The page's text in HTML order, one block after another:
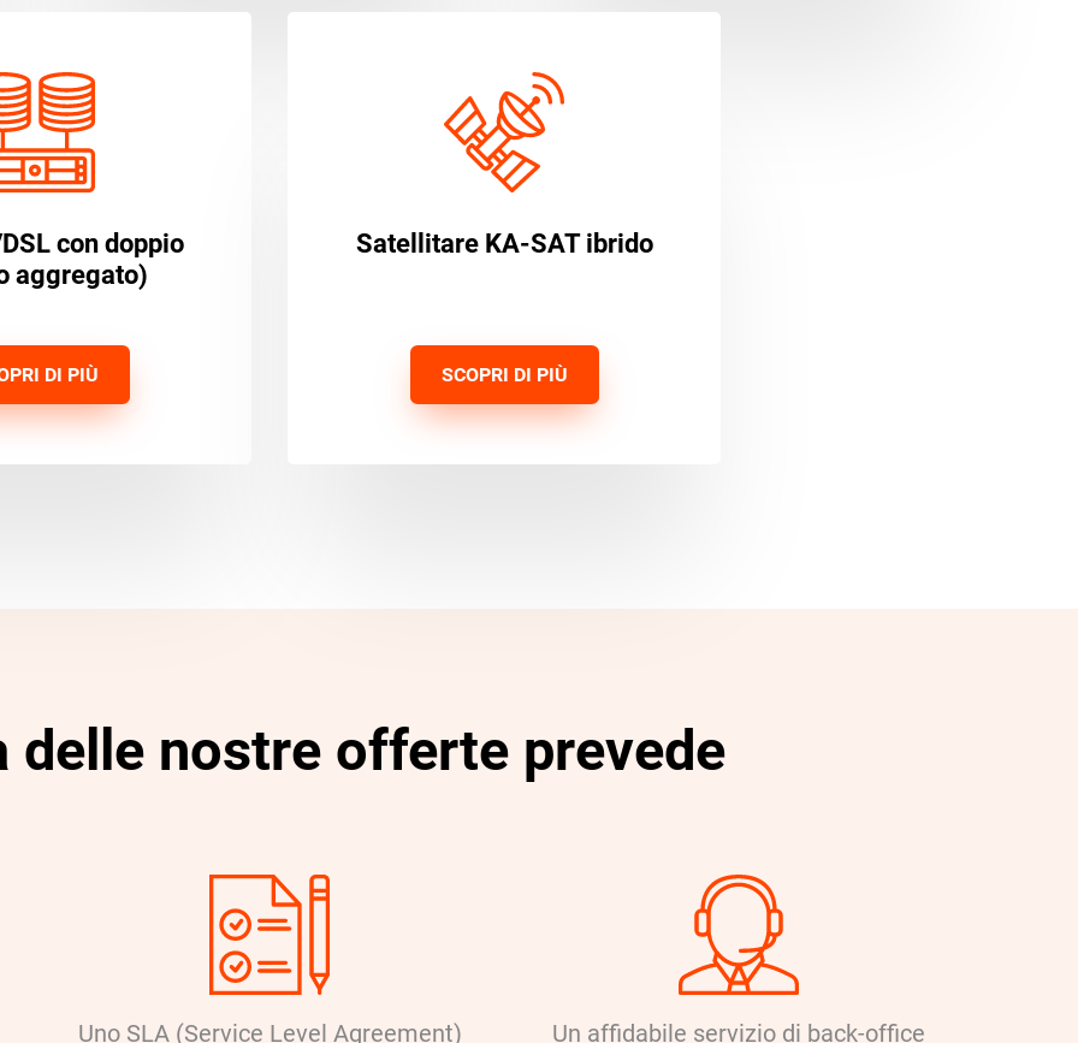
con doppio
aggregato)
DI PIÙ
Satellitare KA-SAT ibrido
SCOPRI DI PIÙ
delle nostre offerte prevede
Uno SLA (Service Level Agreement) Un affidabile servizio di back-office